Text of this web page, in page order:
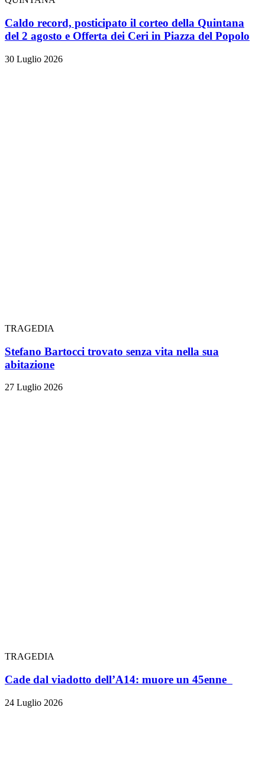
Caldo record, posticipato il corteo della Quintana
del 2 agosto e Offerta dei Ceri in Piazza del Popolo
30 Luglio 2026
TRAGEDIA
Stefano Bartocci trovato senza vita nella sua
abitazione
27 Luglio 2026
TRAGEDIA
Cade dal viadotto dell’A14: muore un 45enne
24 Luglio 2026